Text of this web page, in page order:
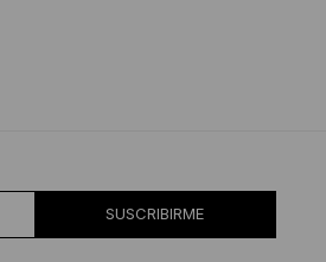
SUSCRIBIRME